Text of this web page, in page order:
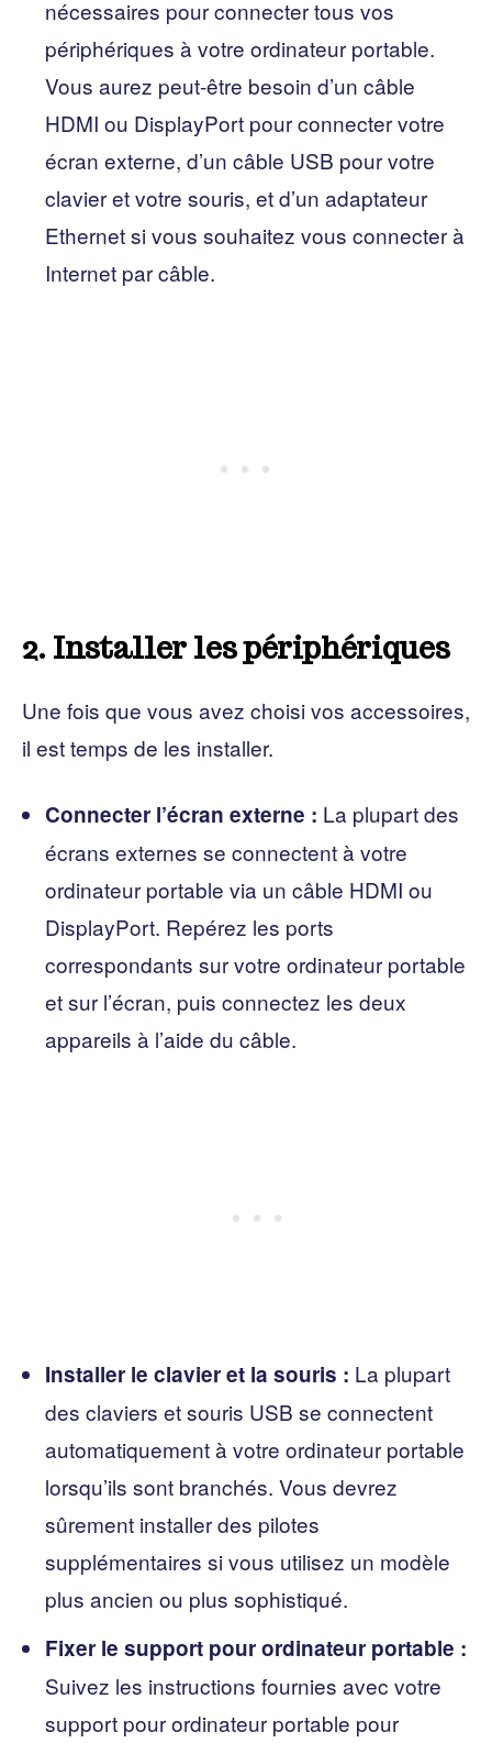
nécessaires pour connecter tous vos
périphériques à votre ordinateur portable.
Vous aurez peut-être besoin d’un câble
HDMI ou DisplayPort pour connecter votre
écran externe, d’un câble USB pour votre
clavier et votre souris, et d’un adaptateur
Ethernet si vous souhaitez vous connecter à
Internet par câble.
2. Installer les périphériques
Une fois que vous avez choisi vos accessoires,
il est temps de les installer.
Connecter l’écran externe : La plupart des
écrans externes se connectent à votre
ordinateur portable via un câble HDMI ou
DisplayPort. Repérez les ports
correspondants sur votre ordinateur portable
et sur l’écran, puis connectez les deux
appareils à l’aide du câble.
Installer le clavier et la souris : La plupart
des claviers et souris USB se connectent
automatiquement à votre ordinateur portable
lorsqu’ils sont branchés. Vous devrez
sûrement installer des pilotes
supplémentaires si vous utilisez un modèle
plus ancien ou plus sophistiqué.
Fixer le support pour ordinateur portable :
Suivez les instructions fournies avec votre
support pour ordinateur portable pour